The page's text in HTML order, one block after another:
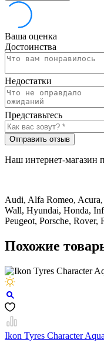
Ваша оценка
Достоинства
Недостатки
Представьтесь
Отправить отзыв
Наш интернет-магазин
Audi, Alfa Romeo,
Wall, Hyundai, Honda,
Peugeot, Porsche,
Похожие
Ikon Tyres Character